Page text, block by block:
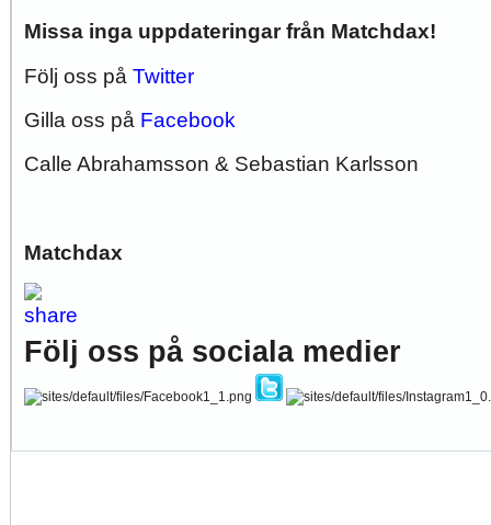
Missa inga uppdateringar från Matchdax!
Följ oss på Twitter
Gilla oss på Facebook
Calle Abrahamsson & Sebastian Karlsson
Matchdax
Följ oss på sociala medier